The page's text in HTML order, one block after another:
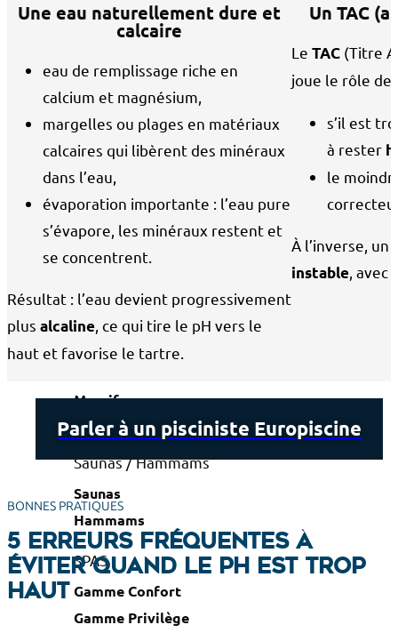
Aménagement
ABORDS DE PISCINE
Margelles
Plage immergée
Aménagement paysager de piscine
Massifs
Saunas / Hammams
Saunas
Hammams
SPAS
Gamme Confort
Gamme Privilège
Une eau naturellement dure et
calcaire
eau de remplissage riche en
calcium et magnésium,
margelles ou plages en matériaux
calcaires qui libèrent des minéraux
dans l’eau,
évaporation importante : l’eau pure
s’évapore, les minéraux restent et
se concentrent.
Résultat : l’eau devient progressivement
plus alcaline , ce qui tire le pH vers le
haut et favorise le tartre.
Un TAC
Le TAC (Titre
joue le rôle de
s’il est
à rester
le
À l’inverse, un
instable ,
Parler à un pisciniste Europiscine
BONNES PRATIQUES
5 erreurs fréquentes à
éviter quand le pH est trop
haut